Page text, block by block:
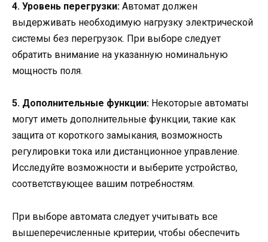
4. Уровень перегрузки: Автомат должен
выдерживать необходимую нагрузку электрической
системы без перегрузок. При выборе следует
обратить внимание на указанную номинальную
мощность поля.
5. Дополнительные функции: Некоторые автоматы
могут иметь дополнительные функции, такие как
защита от короткого замыкания, возможность
регулировки тока или дистанционное управление.
Исследуйте возможности и выберите устройство,
соответствующее вашим потребностям.
При выборе автомата следует учитывать все
вышеперечисленные критерии, чтобы обеспечить